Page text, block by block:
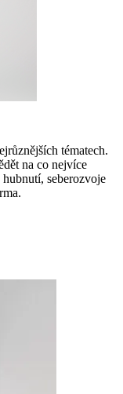
tématech.
na co nejvíce
seberozvoje